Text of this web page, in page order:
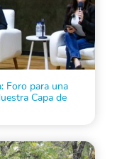
Foro para una
Capa de